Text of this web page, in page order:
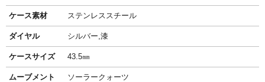
ケース素材 ステンレススチール
ダイヤル シルバー,漆
ケースサイズ 43.5㎜
ムーブメント ソーラークォーツ